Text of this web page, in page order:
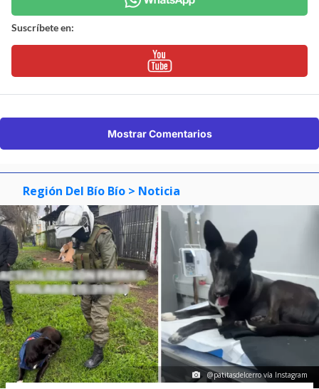
Suscríbete en:
Mostrar Comentarios
Región Del Bío Bío > Noticia
@patitasdelcerro vía Instagram